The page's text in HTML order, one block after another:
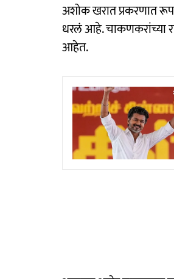
अशोक खरात प्रकरणात
धरलं आहे. चाकणकरांच्या
आहेत.